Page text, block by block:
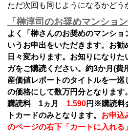
ただ次回も同じようになるかどう
「榊淳司のお奨めマンション
よく「榊さんのお奨めのマンショ
いうお申出をいただきます。お勧
日々変わります。お知りになり
ガをご購読ください。約3か月(費
産価値レポートのタイトルを一巡
の価格にして数万円分となります。
購読料 1ヵ月 1,590円 ※購読料
トカードのみとなります。 お申
のページの右下「カートに入れる